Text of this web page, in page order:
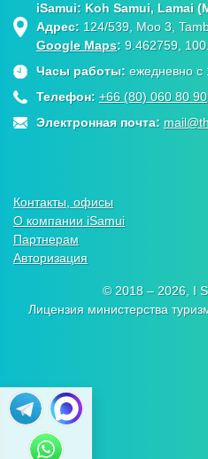
iSamui: Koh Samui, Lamai
Адрес: 124/539, Moo 3,
Google Maps: 9.462759,
Часы работы: ежедневно с
Телефон: +66 (80) 060 80 90
Электронная почта:
Контакты, офисы
О компании iSamui
Партнерам
Авторизация
© 2018 – 2026, I
Лицензия министерства